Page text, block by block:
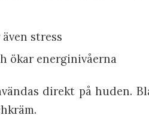
stress
ökar energinivåerna
direkt på huden.